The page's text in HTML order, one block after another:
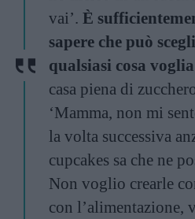
vai’. È
sapere che può
qualsiasi cosa voglia
casa piena di
‘Mamma, non mi
la volta successiva
cupcakes sa che ne
Non voglio crearle
con l’alimentazione,